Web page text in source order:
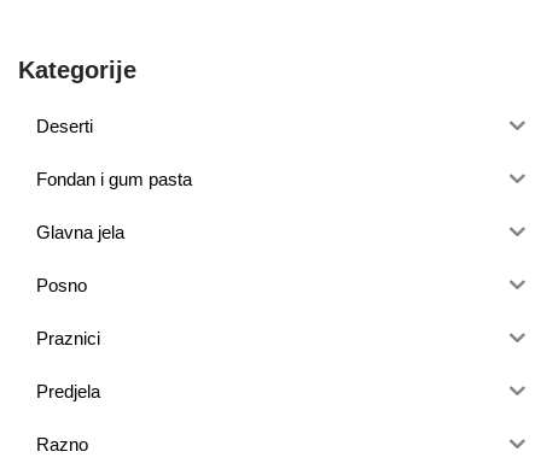
Kategorije
Deserti
Fondan i gum pasta
Glavna jela
Posno
Praznici
Predjela
Razno